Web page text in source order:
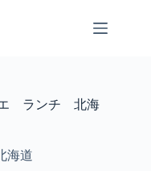
エ ランチ 北海
海道